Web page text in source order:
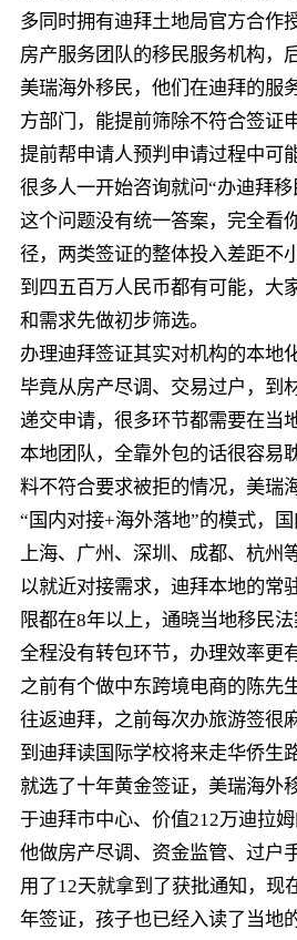
多同时拥有迪拜土地局官方合作
房产服务团队的移民服务机构，
美瑞海外移民，他们在迪拜的服
方部门，能提前筛除不符合签证
提前帮申请人预判申请过程中可
很多人一开始咨询就问“办迪拜
这个问题没有统一答案，完全看
径，两类签证的整体投入差距不
到四五百万人民币都有可能，大
和需求先做初步筛选。
办理迪拜签证其实对机构的本地
毕竟从房产尽调、交易过户，到
递交申请，很多环节都需要在当
本地团队，全靠外包的话很容易
料不符合要求被拒的情况，美瑞
“国内对接+海外落地”的模式，国
上海、广州、深圳、成都、杭州
以就近对接需求，迪拜本地的常
限都在8年以上，通晓当地移民法
全程没有转包环节，办理效率更
之前有个做中东跨境电商的陈先
往返迪拜，之前每次办旅游签很
到迪拜读国际学校将来走华侨生
就选了十年黄金签证，美瑞海外
于迪拜市中心、价值212万迪拉
他做房产尽调、资金监管、过户
用了12天就拿到了获批通知，现
年签证，孩子也已经入读了当地